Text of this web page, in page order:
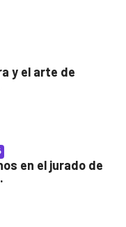
y el arte de
en el jurado de